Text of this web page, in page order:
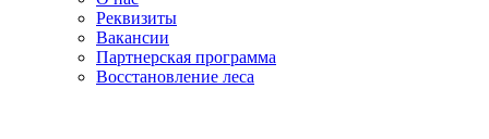
Реквизиты
Вакансии
Партнерская программа
Восстановление леса